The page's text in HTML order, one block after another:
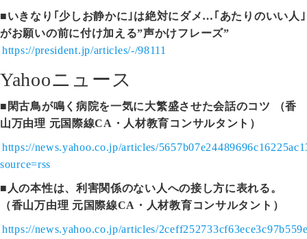
■いきなり｢少しお静かに｣は絶対にダメ…｢あたりのいい人｣
がお願いの前に付け加える”声かけフレーズ”
https://president.jp/articles/-/98111
Yahooニュース
■ 閑古鳥が鳴く病院を一気に大繁盛させた会話のコツ （香
山万由理 元国際線CA・人材教育コンサルタント）
https://news.yahoo.co.jp/articles/
source=rss
■ 人の本性は、利害関係のない人への接し方に表れる。
（香山万由理 元国際線CA・人材教育コンサルタント）
https://news.yahoo.co.jp/articles/